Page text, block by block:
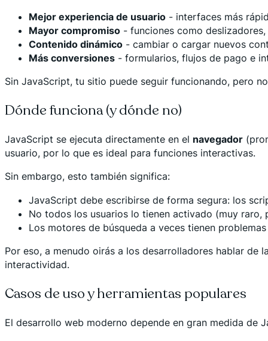
Mejor experiencia de usuario - interfaces más
Mayor compromiso - funciones como
Contenido dinámico - cambiar o cargar nuevos
Más conversiones - formularios, flujos de pago e
Sin JavaScript, tu sitio puede seguir funcionando, pero
Dónde funciona (y dónde no)
JavaScript se ejecuta directamente en el navegador
usuario, por lo que es ideal para funciones interactivas.
Sin embargo, esto también significa:
JavaScript debe escribirse de forma segura: los
No todos los usuarios lo tienen activado (muy raro,
Los motores de búsqueda a veces tienen
Por eso, a menudo oirás a los desarrolladores hablar
interactividad.
Casos de uso y herramientas populares
El desarrollo web moderno depende en gran medida de